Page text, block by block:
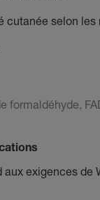
cutanée selon
formaldéhyde,
aux exigences